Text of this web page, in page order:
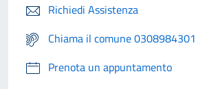
Richiedi Assistenza
Chiama il comune 0308984301
Prenota un appuntamento